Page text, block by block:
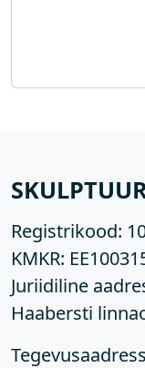
Registrikood:
KMKR:
Juriidiline
Haabersti
Tegevusaadress